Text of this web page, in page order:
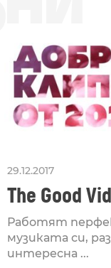
29.12.2017
The Good
Работят
музиката си,
интересна ...